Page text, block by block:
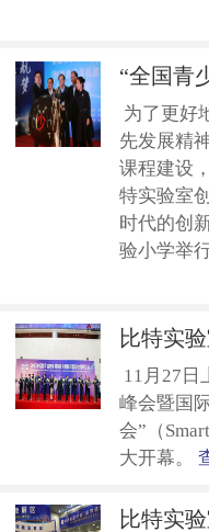
为了更好
先发展精
课程建设
特实验室
时代的创
验小学举
11月27日
峰会暨国
会”（
大开幕。